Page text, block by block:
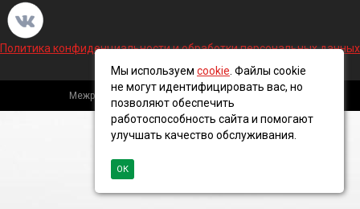
Политика конфиденциальности и обработки персональных данных
Межрегиональная кабельная компания, 2016 ©
Мы используем cookie . Файлы cookie
не могут идентифицировать вас, но
позволяют обеспечить
работоспособность сайта и помогают
улучшать качество обслуживания.
ОК